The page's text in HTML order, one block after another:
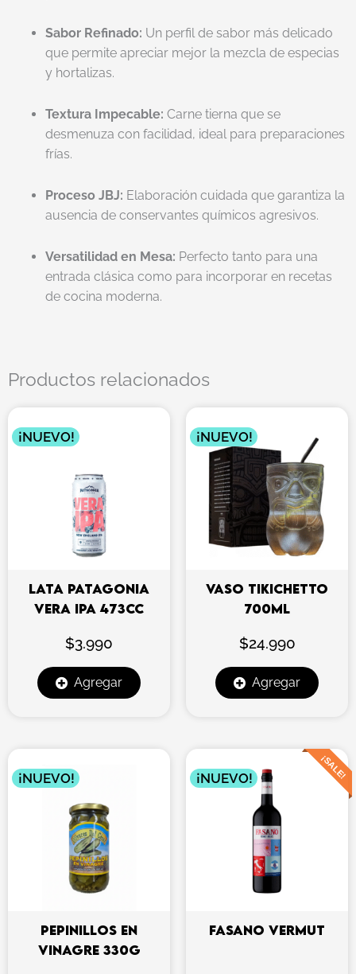
Sabor Refinado: Un perfil de sabor más delicado
que permite apreciar mejor la mezcla de especias
y hortalizas.
Textura Impecable: Carne tierna que se
desmenuza con facilidad, ideal para preparaciones
frías.
Proceso JBJ: Elaboración cuidada que garantiza la
ausencia de conservantes químicos agresivos.
Versatilidad en Mesa: Perfecto tanto para una
entrada clásica como para incorporar en recetas
de cocina moderna.
Productos relacionados
LATA PATAGONIA
VERA IPA 473CC
$3.990
Agregar
VASO TIKICHETTO
700ML
$24.990
Agregar
PEPINILLOS EN
VINAGRE 330G
FASANO VERMUT
precio
original
era:
$17.400.
El
¡NUEVO! ¡NUEVO!
¡NUEVO! ¡SALE!
¡NUEVO!